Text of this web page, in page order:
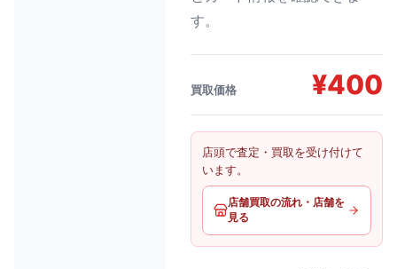
す。
買取価格 ¥400
店頭で査定・買取を受け付けて
います。
店舗買取の流れ・店舗を
見る